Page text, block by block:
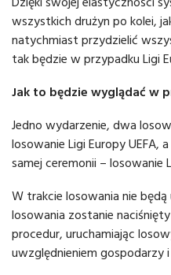
wszystkich drużyn po kolei,
natychmiast przydzielić
tak będzie w przypadku Ligi
Jak to będzie wyglądać w
Jedno wydarzenie, dwa
losowanie Ligi Europy UEFA,
samej ceremonii – losowanie
W trakcie losowania nie
losowania zostanie
procedur, uruchamiając
uwzględnieniem gospodarzy